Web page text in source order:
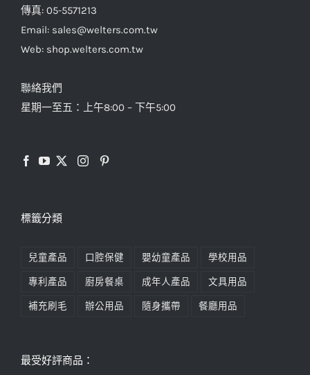
傳真: 05-5571213
Email: sales@welters.com.tw
Web: shop.welters.com.tw
聯絡我們
星期一至五：上午8:00 – 下午5:00
標籤分類
兒童產品 口腔保健 嬰幼童產品 學校用品
專利產品 廚房餐桌 成年人產品 文具用品
補充刷毛 辦公用品 隨身攜帶 餐廳用品
最受好評商品：